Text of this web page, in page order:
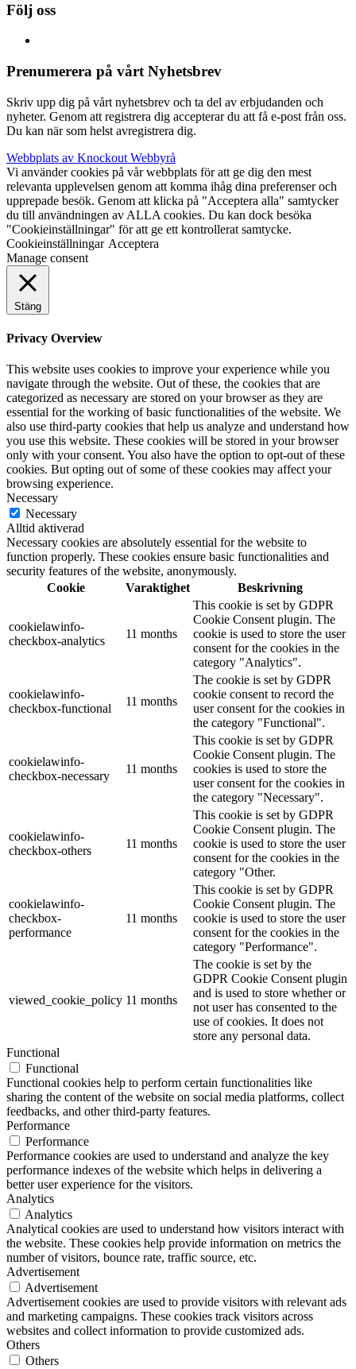
Följ oss
Prenumerera på vårt Nyhetsbrev
Skriv upp dig på vårt nyhetsbrev och ta del av erbjudanden och
nyheter. Genom att registrera dig accepterar du att få e-post från oss.
Du kan när som helst avregistrera dig.
Webbplats av Knockout Webbyrå
Vi använder cookies på vår webbplats för att ge dig den mest
relevanta upplevelsen genom att komma ihåg dina preferenser och
upprepade besök. Genom att klicka på "Acceptera alla" samtycker
du till användningen av ALLA cookies. Du kan dock besöka
"Cookieinställningar" för att ge ett kontrollerat samtycke.
Cookieinställningar Acceptera
Manage consent
Stäng
Privacy Overview
This website uses cookies to improve your experience while you
navigate through the website. Out of these, the cookies that are
categorized as necessary are stored on your browser as they are
essential for the working of basic functionalities of the website. We
also use third-party cookies that help us analyze and understand how
you use this website. These cookies will be stored in your browser
only with your consent. You also have the option to opt-out of these
cookies. But opting out of some of these cookies may affect your
browsing experience.
Necessary
Necessary
Alltid aktiverad
Necessary cookies are absolutely essential for the website to
function properly. These cookies ensure basic functionalities and
security features of the website, anonymously.
Cookie
Varaktighet Beskrivning
cookielawinfo-
checkbox-analytics
11 months
This cookie is set by GDPR
Cookie Consent plugin. The
cookie is used to store the user
consent for the cookies in the
category "Analytics".
cookielawinfo-
checkbox-functional
11 months
The cookie is set by GDPR
cookie consent to record the
user consent for the cookies in
the category "Functional".
cookielawinfo-
checkbox-necessary
11 months
This cookie is set by GDPR
Cookie Consent plugin. The
cookies is used to store the
user consent for the cookies in
the category "Necessary".
cookielawinfo-
checkbox-others
11 months
This cookie is set by GDPR
Cookie Consent plugin. The
cookie is used to store the user
consent for the cookies in the
category "Other.
cookielawinfo-
checkbox-
performance
11 months
This cookie is set by GDPR
Cookie Consent plugin. The
cookie is used to store the user
consent for the cookies in the
category "Performance".
viewed_cookie_policy 11 months
The cookie is set by the
GDPR Cookie Consent plugin
and is used to store whether or
not user has consented to the
use of cookies. It does not
store any personal data.
Functional
Functional
Functional cookies help to perform certain functionalities like
sharing the content of the website on social media platforms, collect
feedbacks, and other third-party features.
Performance
Performance
Performance cookies are used to understand and analyze the key
performance indexes of the website which helps in delivering a
better user experience for the visitors.
Analytics
Analytics
Analytical cookies are used to understand how visitors interact with
the website. These cookies help provide information on metrics the
number of visitors, bounce rate, traffic source, etc.
Advertisement
Advertisement
Advertisement cookies are used to provide visitors with relevant ads
and marketing campaigns. These cookies track visitors across
websites and collect information to provide customized ads.
Others
Others